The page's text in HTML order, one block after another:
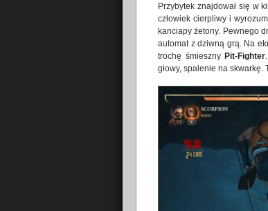
Przybytek znajdował się w
człowiek cierpliwy i
kanciapy żetony. Pewnego
automat z dziwną grą. Na
trochę śmieszny Pit-Fighter
głowy, spalenie na skwarkę.